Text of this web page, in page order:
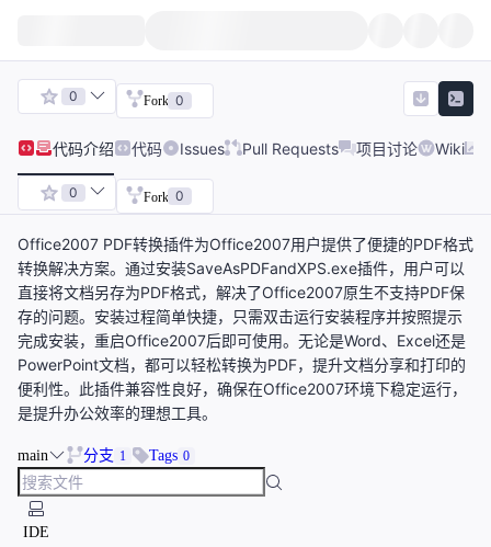
0 Fork 0
代码介绍 代码 Issues Pull Requests 项目讨论 Wiki
0 Fork 0
Office2007 PDF转换插件为Office2007用户提供了便捷的PDF格式
转换解决方案。通过安装SaveAsPDFandXPS.exe插件，用户可以
直接将文档另存为PDF格式，解决了Office2007原生不支持PDF保
存的问题。安装过程简单快捷，只需双击运行安装程序并按照提示
完成安装，重启Office2007后即可使用。无论是Word、Excel还是
PowerPoint文档，都可以轻松转换为PDF，提升文档分享和打印的
便利性。此插件兼容性良好，确保在Office2007环境下稳定运行，
是提升办公效率的理想工具。
main 分支 1 Tags 0
IDE